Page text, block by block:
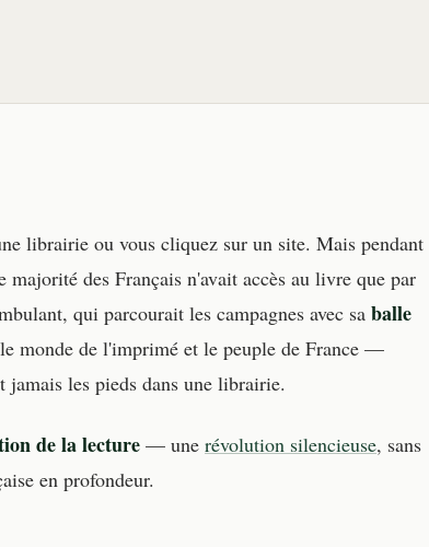
librairie ou vous cliquez sur un site. Mais pendant
des Français n'avait accès au livre que par
qui parcourait les campagnes avec sa balle
monde de l'imprimé et le peuple de France —
jamais les pieds dans une librairie.
de la lecture — une révolution silencieuse, sans
en profondeur.